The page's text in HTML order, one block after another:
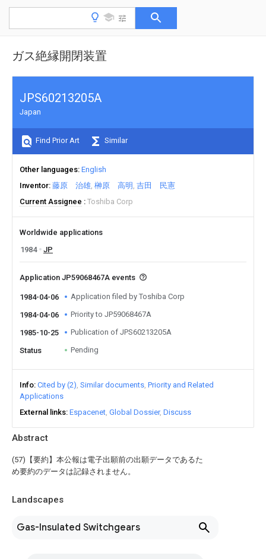
ガス絶縁開閉装置
Abstract
(57)【要約】本公報は電子出願前の出願データであるた
め要約のデータは記録されません。
Landscapes
Gas-Insulated Switchgears
JPS60213205A
Japan
Find Prior Art Similar
Other languages English
Inventor 藤原 治雄 榊原 高明 吉田 民憲
Current Assignee
Toshiba Corp
Worldwide applications
1984
JP
Application JP59068467A events
1984-04-06 Application filed by Toshiba Corp
1984-04-06 Priority to JP59068467A
1985-10-25 Publication of JPS60213205A
Status Pending
Info Cited by (2) Similar documents Priority and Related
Applications
External links Espacenet Global Dossier Discuss